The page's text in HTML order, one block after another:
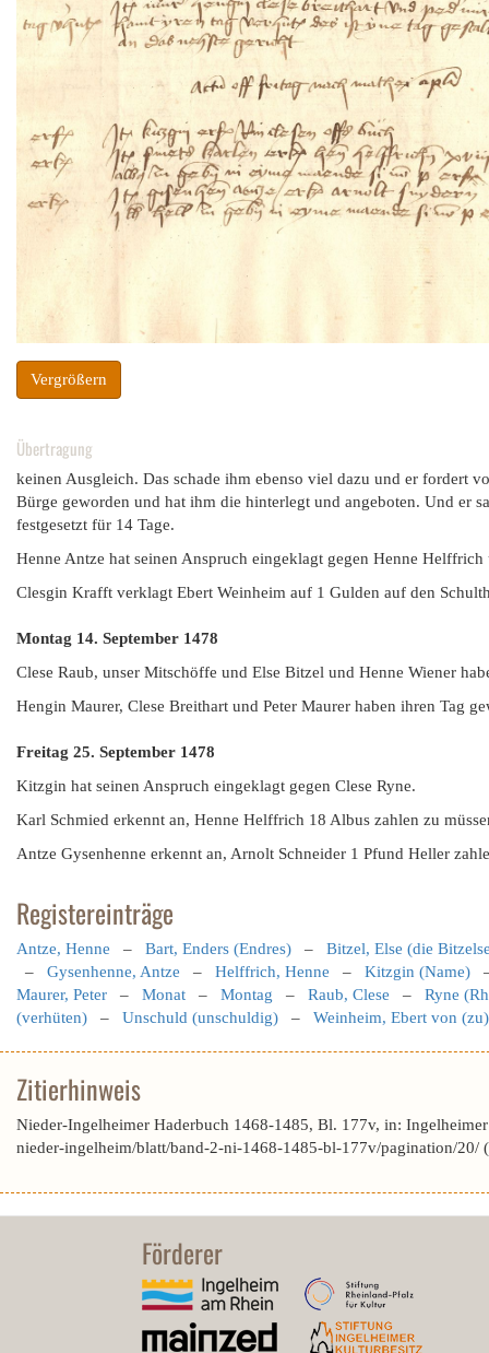
Vergrößern
Übertragung
keinen Ausgleich. Das schade ihm ebenso viel dazu und er fordert
Bürge geworden und hat ihm die hinterlegt und angeboten. Und er
festgesetzt für 14 Tage.
Henne Antze hat seinen Anspruch eingeklagt gegen Henne Helffrich
Clesgin Krafft verklagt Ebert Weinheim auf 1 Gulden auf den
Montag 14. September 1478
Clese Raub, unser Mitschöffe und Else Bitzel und Henne Wiener
Hengin Maurer, Clese Breithart und Peter Maurer haben ihren Tag
Freitag 25. September 1478
Kitzgin hat seinen Anspruch eingeklagt gegen Clese Ryne.
Karl Schmied erkennt an, Henne Helffrich 18 Albus zahlen zu
Antze Gysenhenne erkennt an, Arnolt Schneider 1 Pfund Heller
Registereinträge
Antze, Henne – Bart, Enders (Endres) – Bitzel, Else (die
– Gysenhenne, Antze – Helffrich, Henne – Kitzgin (Name)
Maurer, Peter – Monat – Montag – Raub, Clese – Ryne
(verhüten) – Unschuld (unschuldig) – Weinheim, Ebert von (zu)
Zitierhinweis
Nieder-Ingelheimer Haderbuch 1468-1485, Bl. 177v, in:
nieder-ingelheim/blatt/band-2-ni-1468-1485-bl-177v/pagination/20/
Förderer